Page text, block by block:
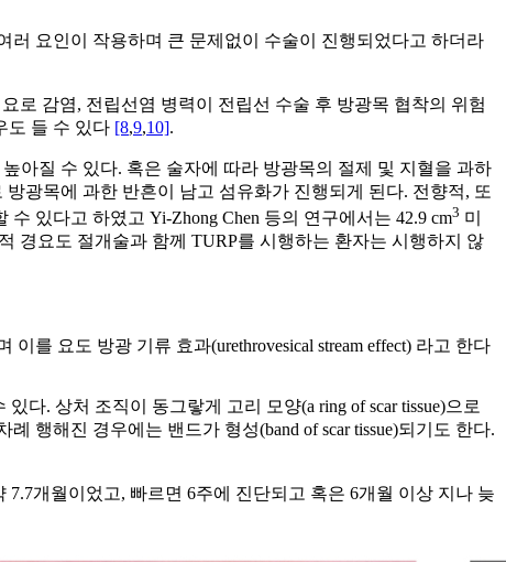
요인이 작용하며 큰 문제없이 수술이 진행되었다고 하더라
요로 감염, 전립선염 병력이 전립선 수술 후 방광목 협착의 위험
도 들 수 있다 [8,9,10].
아질 수 있다. 혹은 술자에 따라 방광목의 절제 및 지혈을 과하
광목에 과한 반흔이 남고 섬유화가 진행되게 된다. 전향적, 또
있다고 하였고 Yi-Zhong Chen 등의 연구에서는 42.9 cm3 미
경요도 절개술과 함께 TURP를 시행하는 환자는 시행하지 않
를 요도 방광 기류 효과(urethrovesical stream effect) 라고 ​​한다
다. 상처 조직이 동그랗게 고리 모양(a ring of scar tissue)으로
행해진 경우에는 밴드가 형성(band of scar tissue)되기도 한다.
개월이었고, 빠르면 6주에 진단되고 혹은 6개월 이상 지나 늦